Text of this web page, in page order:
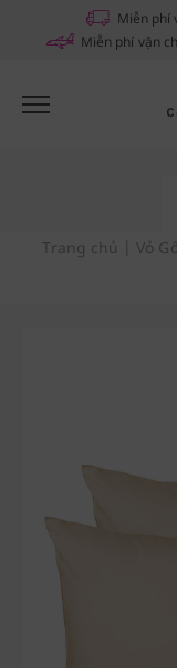
Trang chủ Vỏ Gối
Miễn phí
Miễn phí vận
Notifications